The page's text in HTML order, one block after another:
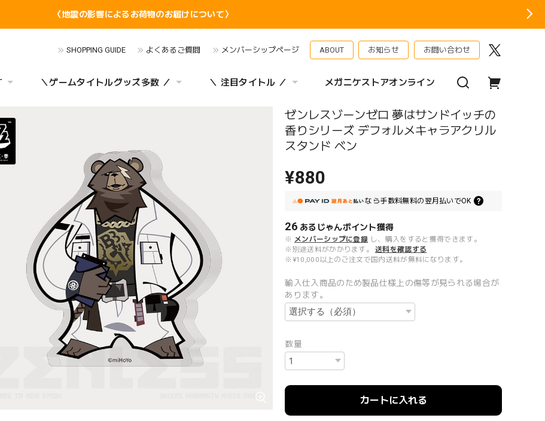
〈地震の影響によるお荷物のお届けについて〉
SHOPPING GUIDE よくあるご質問 メンバーシップページ ABOUT お知らせ お問い合わせ
＼ゲームタイトルグッズ多数 ／ ＼ 注目タイトル ／ メガニケストアオンライン
ゼンレスゾーンゼロ 夢はサンドイッチの
香りシリーズ デフォルメキャラアクリル
スタンド ベン
¥880
なら手数料無料の 翌月払いでOK
26 あるじゃんポイント獲得
※ メンバーシップに登録 し、購入をすると獲得できます。
※別途送料がかかります。
送料を確認する
※¥10,000以上のご注文で国内送料が無料になります。
輸入仕入商品のため製品仕様上の傷等が見られる場合が
あります。
数量
カートに入れる